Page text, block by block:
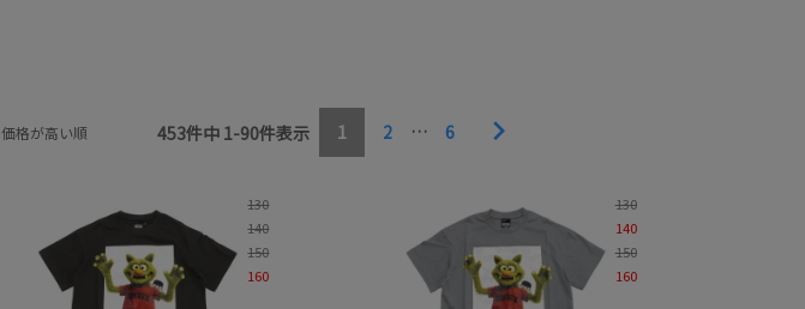
カラー 柄
セール率 並び順
価格が高い順 453件中 1-90件表示 1 2 … 6
130
140
150
160
130
140
150
160